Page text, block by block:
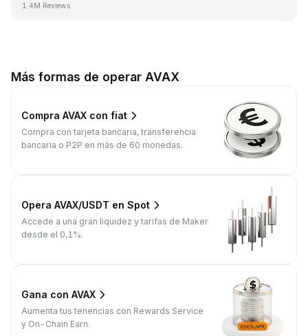
1.4M Reviews
Más formas de operar AVAX
Compra AVAX con fiat
Compra con tarjeta bancaria, transferencia
bancaria o P2P en más de 60 monedas.
Opera AVAX/USDT en Spot
Accede a una gran liquidez y tarifas de Maker
desde el 0,1%.
Gana con AVAX
Aumenta tus tenencias con Rewards Service
y On-Chain Earn.